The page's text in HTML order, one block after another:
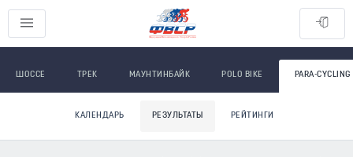
ШОССЕ ТРЕК МАУНТИНБАЙК POLO BIKE PARA-CYCLING
КАЛЕНДАРЬ РЕЗУЛЬТАТЫ РЕЙТИНГИ